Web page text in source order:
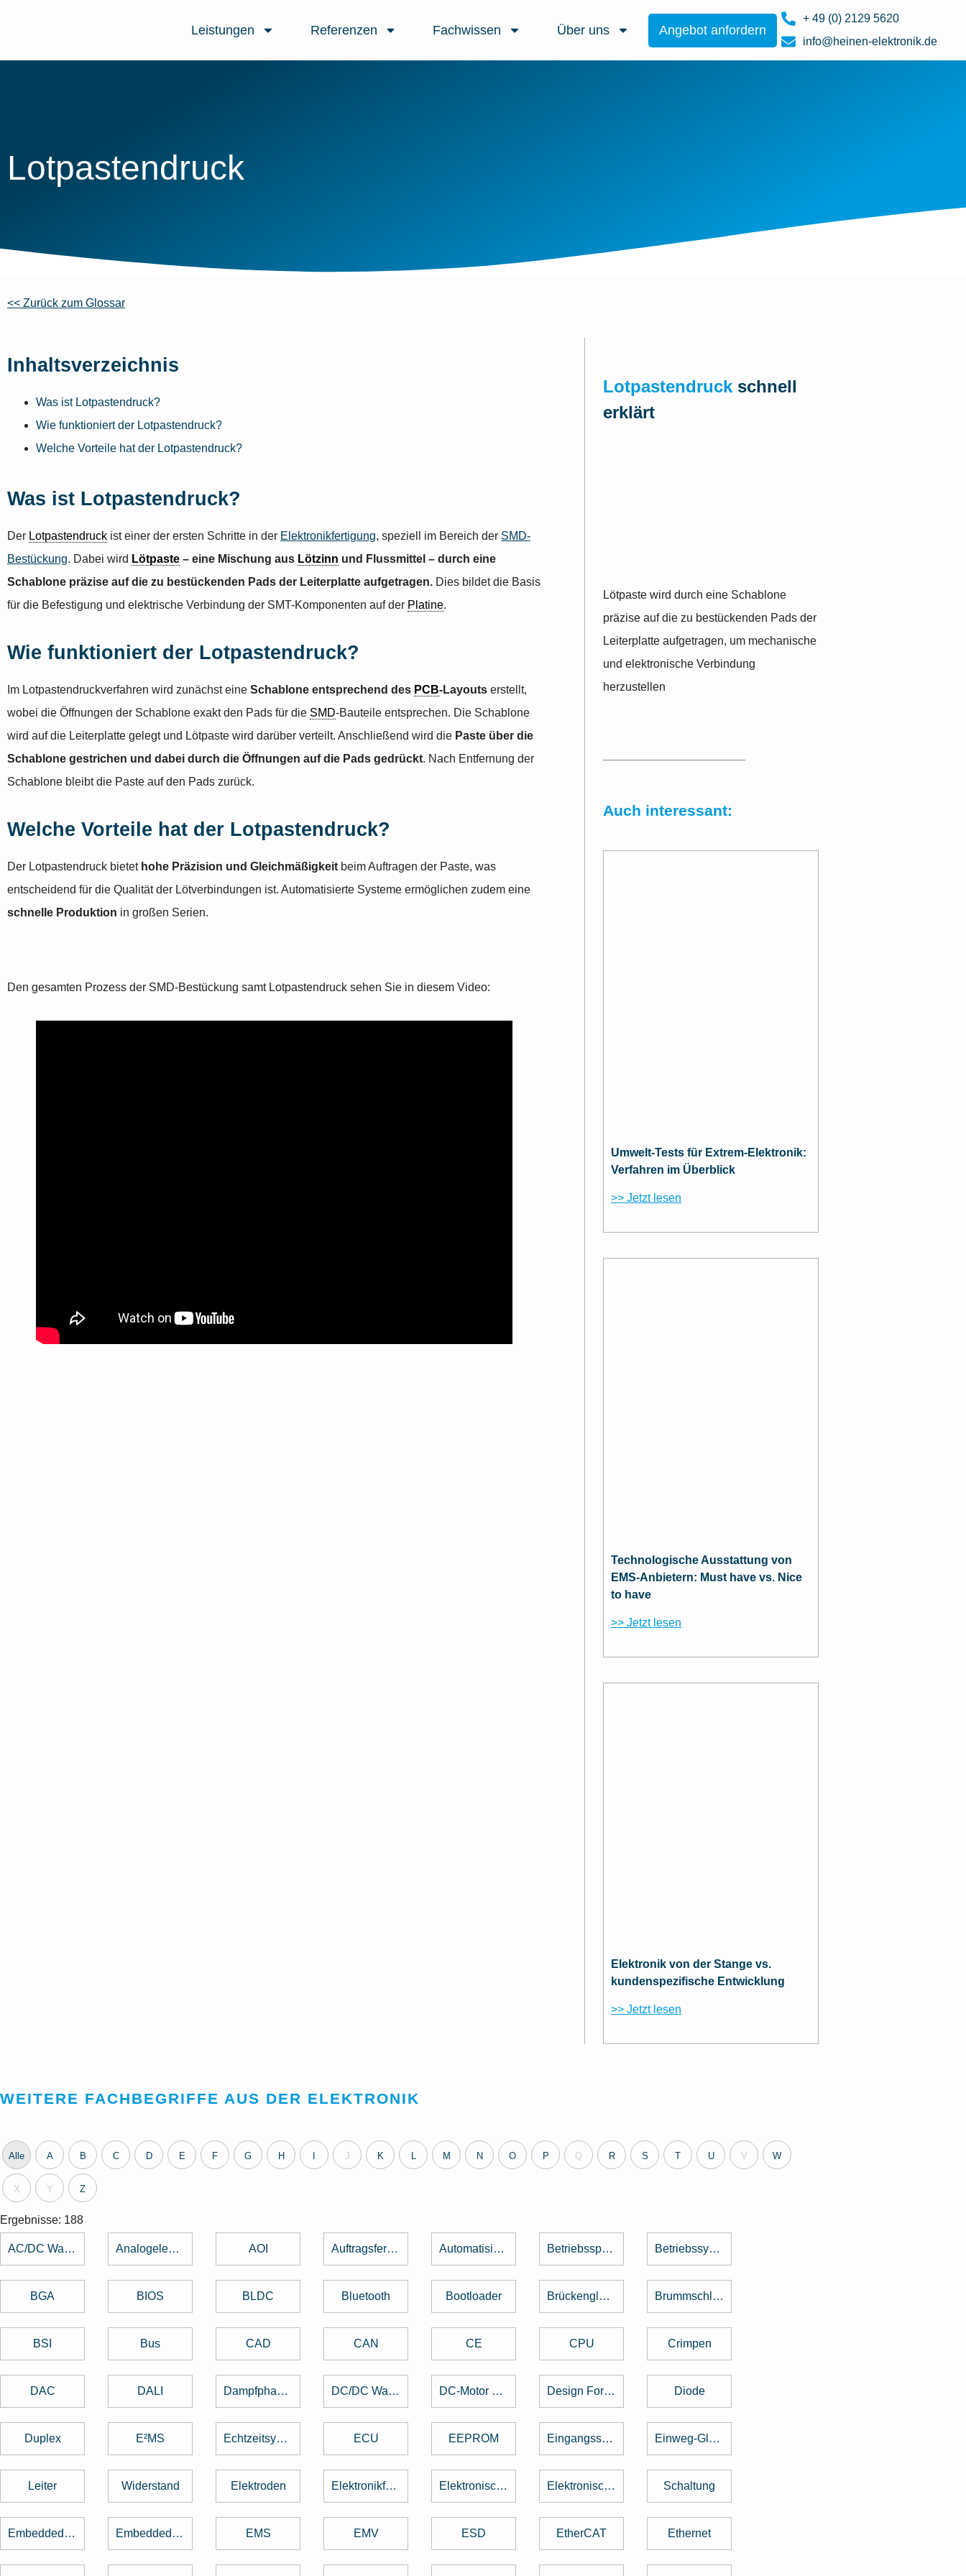
Leistungen Referenzen Fachwissen Über uns Angebot anfordern
+ 49 (0) 2129 5620
info@heinen-elektronik.de
Lotpastendruck
<< Zurück zum Glossar
Inhaltsverzeichnis
Was ist Lotpastendruck?
Wie funktioniert der Lotpastendruck?
Welche Vorteile hat der Lotpastendruck?
Was ist Lotpastendruck?
Der Lotpastendruck ist einer der ersten Schritte in der Elektronikfertigung, speziell im Bereich der SMD-
Bestückung. Dabei wird Lötpaste – eine Mischung aus Lötzinn und Flussmittel – durch eine
Schablone präzise auf die zu bestückenden Pads der Leiterplatte aufgetragen. Dies bildet die Basis
für die Befestigung und elektrische Verbindung der SMT-Komponenten auf der Platine.
Wie funktioniert der Lotpastendruck?
Im Lotpastendruckverfahren wird zunächst eine Schablone entsprechend des PCB-Layouts erstellt,
wobei die Öffnungen der Schablone exakt den Pads für die SMD-Bauteile entsprechen. Die Schablone
wird auf die Leiterplatte gelegt und Lötpaste wird darüber verteilt. Anschließend wird die Paste über die
Schablone gestrichen und dabei durch die Öffnungen auf die Pads gedrückt. Nach Entfernung der
Schablone bleibt die Paste auf den Pads zurück.
Welche Vorteile hat der Lotpastendruck?
Der Lotpastendruck bietet hohe Präzision und Gleichmäßigkeit beim Auftragen der Paste, was
entscheidend für die Qualität der Lötverbindungen ist. Automatisierte Systeme ermöglichen zudem eine
schnelle Produktion in großen Serien.
Den gesamten Prozess der SMD-Bestückung samt Lotpastendruck sehen Sie in diesem Video:
Lotpastendruck schnell
erklärt
Lötpaste wird durch eine Schablone
präzise auf die zu bestückenden Pads der
Leiterplatte aufgetragen, um mechanische
und elektronische Verbindung
herzustellen
Auch interessant:
Umwelt-Tests für Extrem-Elektronik:
Verfahren im Überblick
>> Jetzt lesen
Technologische Ausstattung von
EMS-Anbietern: Must have vs. Nice
to have
>> Jetzt lesen
Elektronik von der Stange vs.
kundenspezifische Entwicklung
>> Jetzt lesen
WEITERE FACHBEGRIFFE AUS DER ELEKTRONIK
Alle A B C D E F G H J K L M N O P Q R S T U V W
X Y Z
Ergebnisse: 188
AC/DC Wandler Analogelektronik AOI Auftragsfertigung Automatisierung Betriebsspannung Betriebssystem
BGA BIOS BLDC Bluetooth Bootloader Brückengleichrichter Brummschleifen
BSI Bus CAD CAN CE CPU Crimpen
DAC DALI Dampfphasenlöten DC/DC Wandler DC-Motor brushed Design For Manufacturing Diode
Duplex E²MS Echtzeitsystem ECU EEPROM Eingangsspannung Einweg-Gleichrichter
Leiter Widerstand Elektroden Elektronikfertigung Elektronische Baugruppe Elektronische Bauteile Schaltung
Embedded Software Embedded System EMS EMV ESD EtherCAT Ethernet